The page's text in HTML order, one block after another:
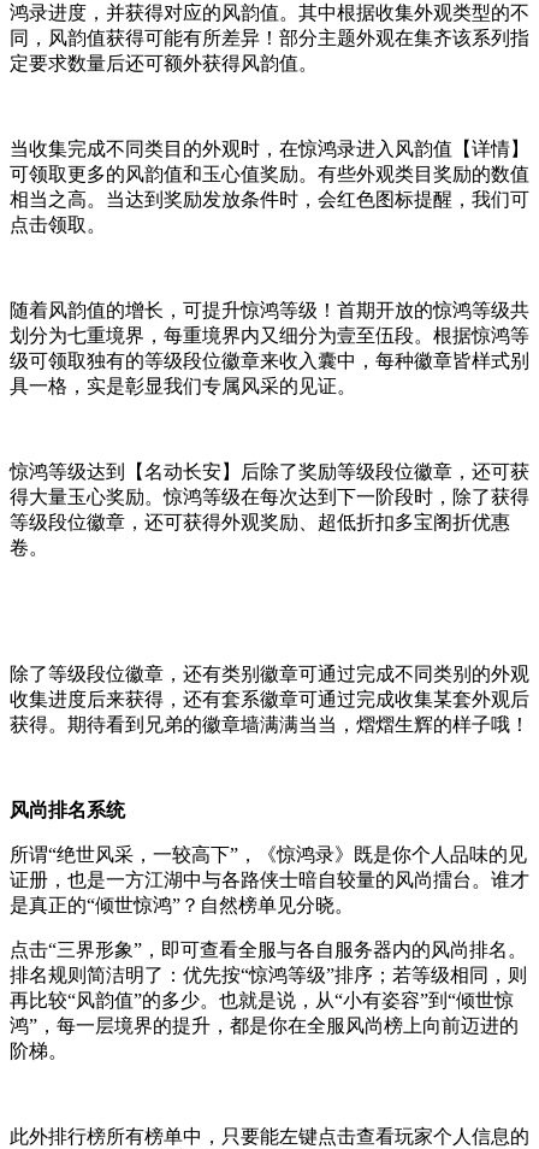
鸿录进度，并获得对应的风韵值。其中根据收集外观类型的不
同，风韵值获得可能有所差异！部分主题外观在集齐该系列指
定要求数量后还可额外获得风韵值。
当收集完成不同类目的外观时，在惊鸿录进入风韵值【详情】
可领取更多的风韵值和玉心值奖励。有些外观类目奖励的数值
相当之高。当达到奖励发放条件时，会红色图标提醒，我们可
点击领取。
随着风韵值的增长，可提升惊鸿等级！首期开放的惊鸿等级共
划分为七重境界，每重境界内又细分为壹至伍段。根据惊鸿等
级可领取独有的等级段位徽章来收入囊中，每种徽章皆样式别
具一格，实是彰显我们专属风采的见证。
惊鸿等级达到【名动长安】后除了奖励等级段位徽章，还可获
得大量玉心奖励。惊鸿等级在每次达到下一阶段时，除了获得
等级段位徽章，还可获得外观奖励、超低折扣多宝阁折优惠
卷。
除了等级段位徽章，还有类别徽章可通过完成不同类别的外观
收集进度后来获得，还有套系徽章可通过完成收集某套外观后
获得。期待看到兄弟的徽章墙满满当当，熠熠生辉的样子哦！
风尚排名系统
所谓“绝世风采，一较高下”，《惊鸿录》既是你个人品味的见
证册，也是一方江湖中与各路侠士暗自较量的风尚擂台。谁才
是真正的“倾世惊鸿”？自然榜单见分晓。
点击“三界形象”，即可查看全服与各自服务器内的风尚排名。
排名规则简洁明了：优先按“惊鸿等级”排序；若等级相同，则
再比较“风韵值”的多少。也就是说，从“小有姿容”到“倾世惊
鸿”，每一层境界的提升，都是你在全服风尚榜上向前迈进的
阶梯。
此外排行榜所有榜单中，只要能左键点击查看玩家个人信息的